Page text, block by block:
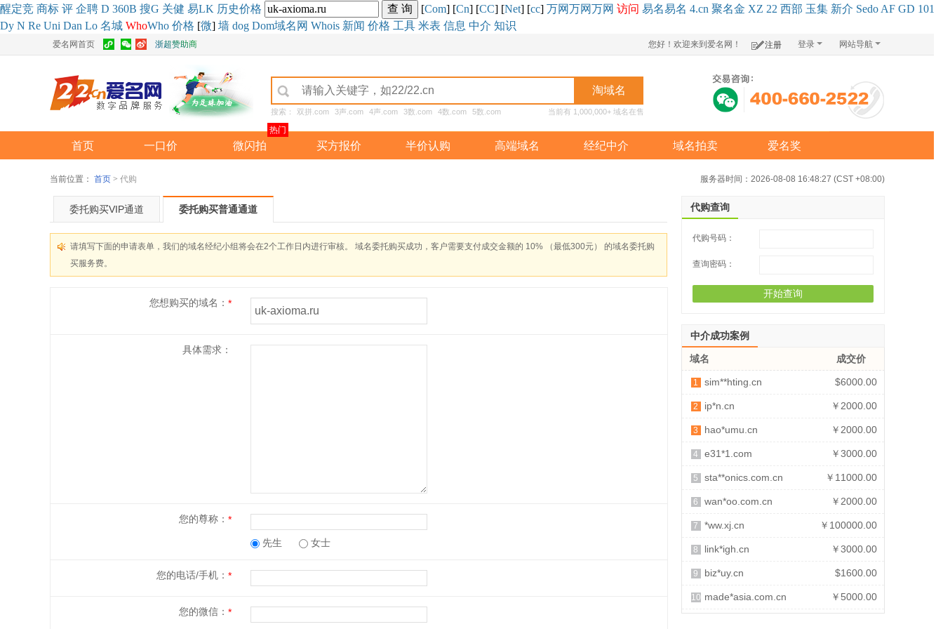
醒定竞 商标 评 企聘 D 360B 搜G 关健 易LK 历史价格 [Com] [Cn] [CC] [Net] [cc] 万网万网万网 访问 易名易名 4.cn 聚名金 XZ 22 西部 玉集 新介 Sedo AF GD 101
Dy N Re Uni Dan Lo 名城 WhoWho 价格 [微] 墙 dog Dom域名网 Whois 新闻 价格 工具 米表 信息 中介 知识